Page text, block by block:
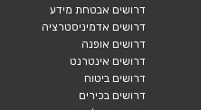
דרושים אבטחת מידע
דרושים אדמיניסטרציה
דרושים אופנה
דרושים אינטרנט
דרושים ביטוח
דרושים בכירים